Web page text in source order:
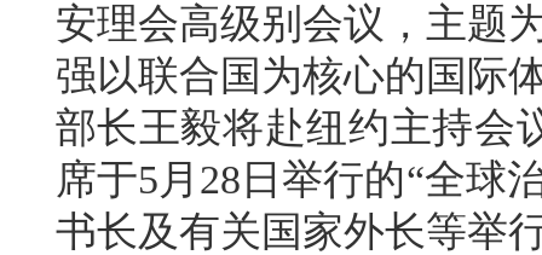
安理会高级别会议，主题
强以联合国为核心的国际
部长王毅将赴纽约主持会
席于5月28日举行的“全球
书长及有关国家外长等举